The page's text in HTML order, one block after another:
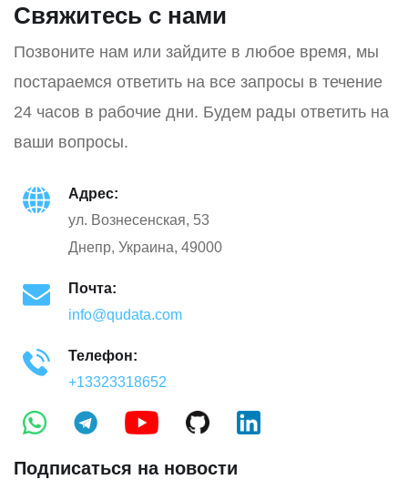
Свяжитесь с нами
Позвоните нам или зайдите в любое время, мы
постараемся ответить на все запросы в течение
24 часов в рабочие дни. Будем рады ответить на
ваши вопросы.
Адрес:
ул. Вознесенская, 53
Днепр, Украина, 49000
Почта:
info@qudata.com
Телефон:
+13323318652
Подписаться на новости